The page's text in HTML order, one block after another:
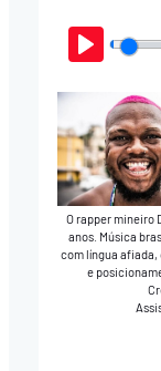
Play
O rapper mineiro
anos. Música
com língua
e